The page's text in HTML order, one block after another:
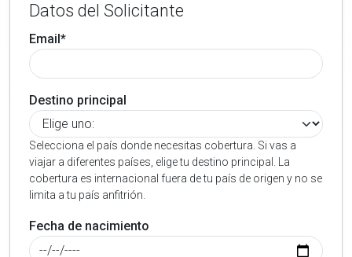
Datos del Solicitante
Email*
Destino principal
Selecciona el país donde necesitas cobertura. Si vas a
viajar a diferentes países, elige tu destino principal. La
cobertura es internacional fuera de tu país de origen y no se
limita a tu país anfitrión.
Fecha de nacimiento